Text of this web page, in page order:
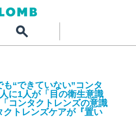
“できていない”コンタ
に1人が「目の衛生意識
コンタクトレンズの意識
クトレンズケアが『置い